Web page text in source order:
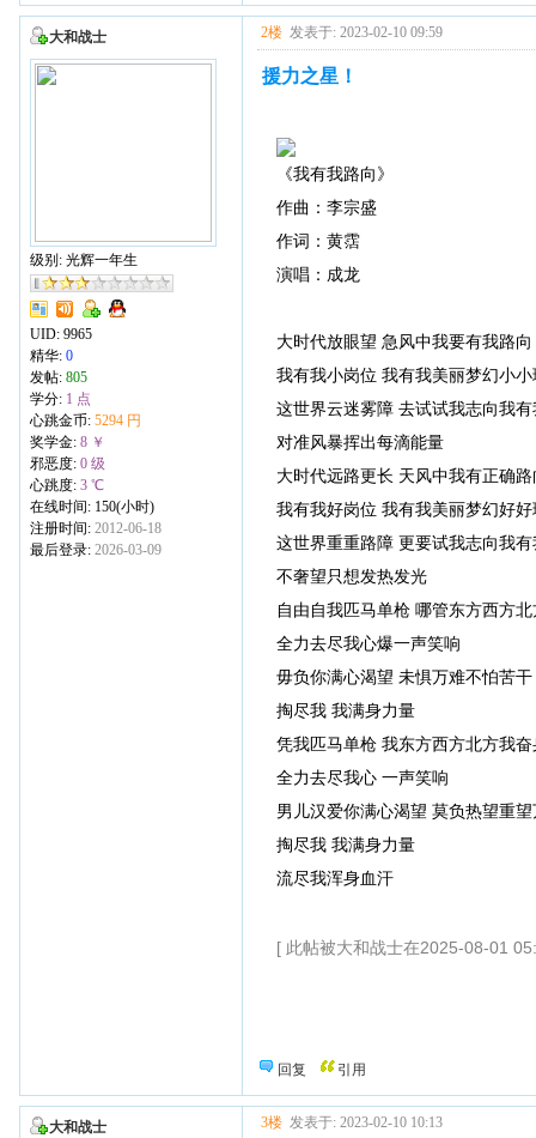
大和战士
级别: 光辉一年生
UID: 9965
精华: 0
发帖: 805
学分: 1 点
心跳金币: 5294 円
奖学金: 8 ￥
邪恶度: 0 级
心跳度: 3 ℃
在线时间: 150(小时)
注册时间: 2012-06-18
最后登录: 2026-03-09
2楼 发表于: 2023-02-10 09:59
援力之星！
《我有我路向》
作曲：李宗盛
作词：黄霑
演唱：成龙
大时代放眼望 急风中我要有我路向
我有我小岗位 我有我美丽梦幻小小
这世界云迷雾障 去试试我志向我
对准风暴挥出每滴能量
大时代远路更长 天风中我有正确路
我有我好岗位 我有我美丽梦幻好好
这世界重重路障 更要试我志向我
不奢望只想发热发光
自由自我匹马单枪 哪管东方西方
全力去尽我心爆一声笑响
毋负你满心渴望 未惧万难不怕苦干
掏尽我 我满身力量
凭我匹马单枪 我东方西方北方我奋
全力去尽我心 一声笑响
男儿汉爱你满心渴望 莫负热望重
掏尽我 我满身力量
流尽我浑身血汗
[ 此帖被大和战士在2025-08-01
回复 引用
大和战士 3楼 发表于: 2023-02-10 10:13